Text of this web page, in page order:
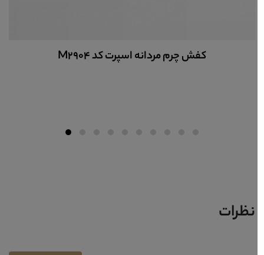
کفش چرم مردانه اسپرت کد M2904
نظرات